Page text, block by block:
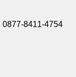
0877-8411-4754